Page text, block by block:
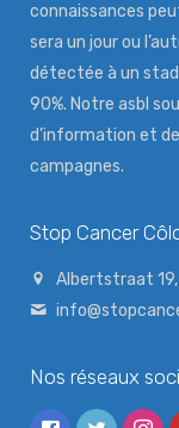
connaissances
sera un jour ou
détectée à un
90%. Notre asbl
d’information et
campagnes.
Stop Cancer
Albertstraat
Nos réseaux